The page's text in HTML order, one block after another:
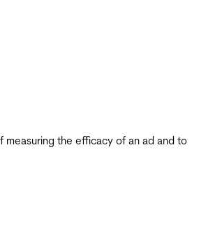
the efficacy of an ad and to